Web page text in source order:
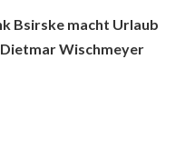
Bsirske macht Urlaub
Wischmeyer